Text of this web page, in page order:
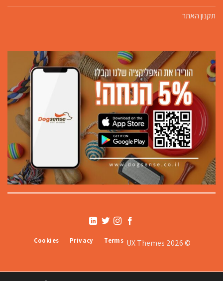
תקנון האתר
© 2026 UX Themes
Terms
Privacy
Cookies